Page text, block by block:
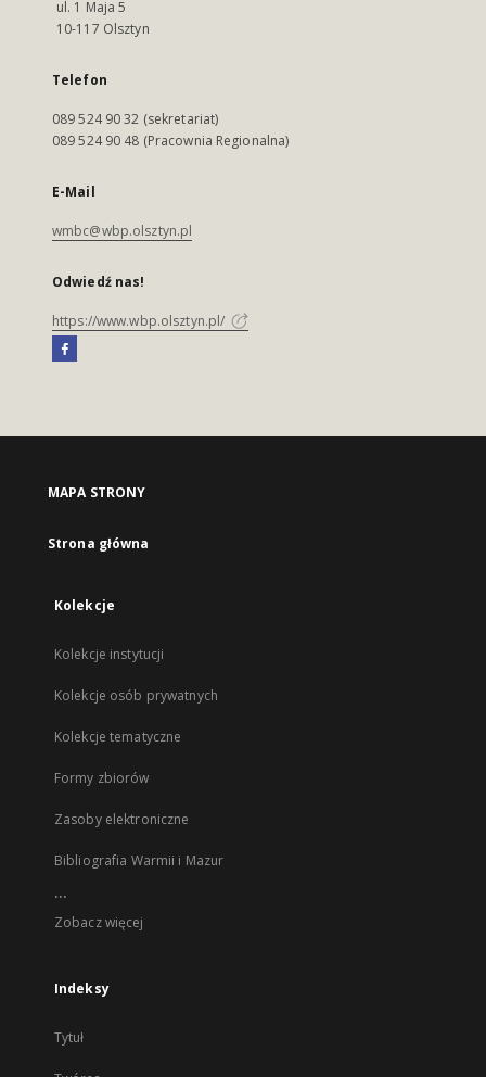
ul. 1 Maja 5
10-117 Olsztyn
Telefon
089 524 90 32 (sekretariat)
089 524 90 48 (Pracownia Regionalna)
E-Mail
wmbc@wbp.olsztyn.pl
Odwiedź nas!
https://www.wbp.olsztyn.pl/
MAPA STRONY
Strona główna
Kolekcje
Kolekcje instytucji
Kolekcje osób prywatnych
Kolekcje tematyczne
Formy zbiorów
Zasoby elektroniczne
Bibliografia Warmii i Mazur
...
Zobacz więcej
Indeksy
Tytuł